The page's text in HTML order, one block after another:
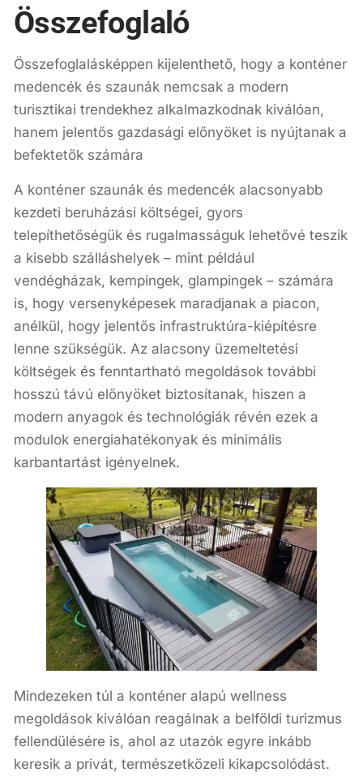
Összefoglaló
Összefoglalásképpen kijelenthető, hogy a konténer
medencék és szaunák nemcsak a modern
turisztikai trendekhez alkalmazkodnak kiválóan,
hanem jelentős gazdasági előnyöket is nyújtanak a
befektetők számára
A konténer szaunák és medencék alacsonyabb
kezdeti beruházási költségei, gyors
telepíthetőségük és rugalmasságuk lehetővé teszik
a kisebb szálláshelyek – mint például
vendégházak, kempingek, glampingek – számára
is, hogy versenyképesek maradjanak a piacon,
anélkül, hogy jelentős infrastruktúra-kiépítésre
lenne szükségük. Az alacsony üzemeltetési
költségek és fenntartható megoldások további
hosszú távú előnyöket biztosítanak, hiszen a
modern anyagok és technológiák révén ezek a
modulok energiahatékonyak és minimális
karbantartást igényelnek.
Mindezeken túl a konténer alapú wellness
megoldások kiválóan reagálnak a belföldi turizmus
fellendülésére is, ahol az utazók egyre inkább
keresik a privát, természetközeli kikapcsolódást.